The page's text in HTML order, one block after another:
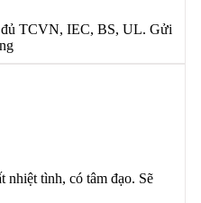
đủ TCVN, IEC, BS, UL. Gửi
nhiệt tình, có tâm đạo. Sẽ